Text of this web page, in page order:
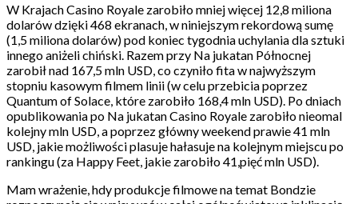
W Krajach Casino Royale zarobiło mniej więcej 12,8 miliona
dolarów dzięki 468 ekranach, w niniejszym rekordową sumę
(1,5 miliona dolarów) pod koniec tygodnia uchylania dla sztuki
innego aniżeli chiński. Razem przy Na jukatan Północnej
zarobił nad 167,5 mln USD, co czyniło fita w najwyższym
stopniu kasowym filmem linii (w celu przebicia poprzez
Quantum of Solace, które zarobiło 168,4 mln USD). Po dniach
opublikowania po Na jukatan Casino Royale zarobiło nieomal
kolejny mln USD, a poprzez główny weekend prawie 41 mln
USD, jakie możliwości plasuje hałasuje na kolejnym miejscu po
rankingu (za Happy Feet, jakie zarobiło 41,pięć mln USD).
Mam wrażenie, hdy produkcje filmowe na temat Bondzie